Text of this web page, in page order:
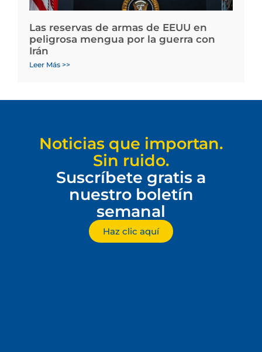
Las reservas de armas de EEUU en
peligrosa mengua por la guerra con
Irán
Leer Más >>
Noticias que importan.
Sin ruido.
Suscríbete gratis a
nuestro boletín
semanal
Haz clic aquí